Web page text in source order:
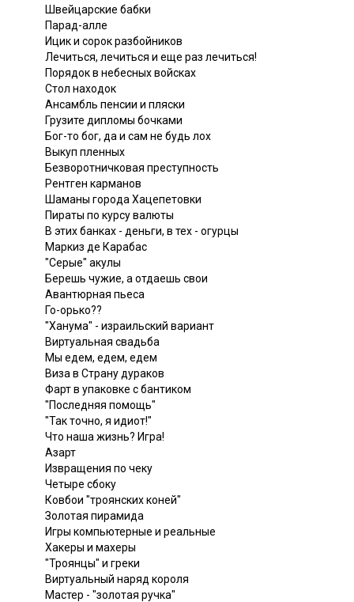
Швейцарские бабки
Парад-алле
Ицик и сорок разбойников
Лечиться, лечиться и еще раз лечиться!
Порядок в небесных войсках
Стол находок
Ансамбль пенсии и пляски
Грузите дипломы бочками
Бог-то бог, да и сам не будь лох
Выкуп пленных
Безворотничковая преступность
Рентген карманов
Шаманы города Хацепетовки
Пираты по курсу валюты
В этих банках - деньги, в тех - огурцы
Маркиз де Карабас
"Серые" акулы
Берешь чужие, а отдаешь свои
Авантюрная пьеса
Го-орько??
"Ханума" - израильский вариант
Виртуальная свадьба
Мы едем, едем, едем
Виза в Страну дураков
Фарт в упаковке с бантиком
"Последняя помощь"
"Так точно, я идиот!"
Что наша жизнь? Игра!
Азарт
Извращения по чеку
Четыре сбоку
Ковбои "троянских коней"
Золотая пирамида
Игры компьютерные и реальные
Хакеры и махеры
"Троянцы" и греки
Виртуальный наряд короля
Мастер - "золотая ручка"